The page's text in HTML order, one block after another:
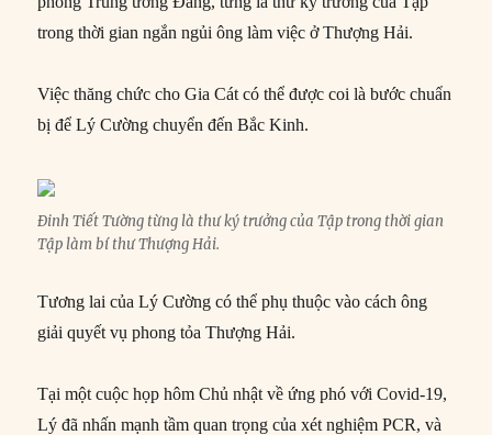
trong thời gian ngắn ngủi ông làm việc ở Thượng Hải.
Việc thăng chức cho Gia Cát có thể được coi là bước chuẩn
bị để Lý Cường chuyển đến Bắc Kinh.
Đinh Tiết Tường từng là thư ký trưởng của Tập trong thời gian
Tập làm bí thư Thượng Hải.
Tương lai của Lý Cường có thể phụ thuộc vào cách ông
giải quyết vụ phong tỏa Thượng Hải.
Tại một cuộc họp hôm Chủ nhật về ứng phó với Covid-19,
Lý đã nhấn mạnh tầm quan trọng của xét nghiệm PCR, và